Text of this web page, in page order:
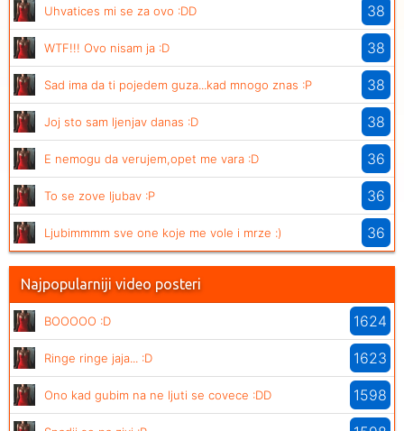
Uhvatices mi se za ovo :DD 38
WTF!!! Ovo nisam ja :D 38
Sad ima da ti pojedem guza...kad mnogo znas :P 38
Joj sto sam ljenjav danas :D 38
E nemogu da verujem,opet me vara :D 36
To se zove ljubav :P 36
Ljubimmmm sve one koje me vole i mrze :) 36
Najpopularniji video posteri
BOOOOO :D 1624
Ringe ringe jaja... :D 1623
Ono kad gubim na ne ljuti se covece :DD 1598